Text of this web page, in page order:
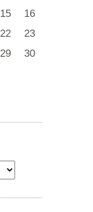
15
16
22
23
29
30